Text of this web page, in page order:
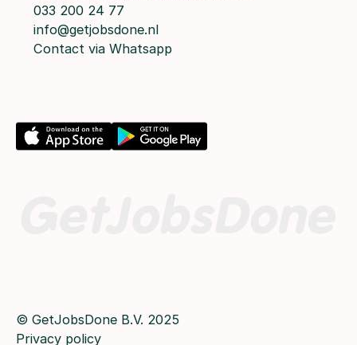
033 200 24 77
info@getjobsdone.nl
Contact via Whatsapp
© GetJobsDone B.V. 2025
Privacy policy